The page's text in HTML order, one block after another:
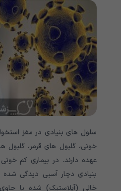
سلول های بنیادی در مغز
خونی، گلبول های قرمز، گلبول
عهده دارند. در بیماری کم
بنیادی دچار آسبی دیدگی
خالی (آپلاستیک) شده یا